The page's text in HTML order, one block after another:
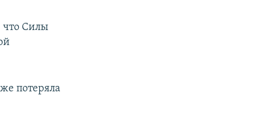
что Силы
потеряла